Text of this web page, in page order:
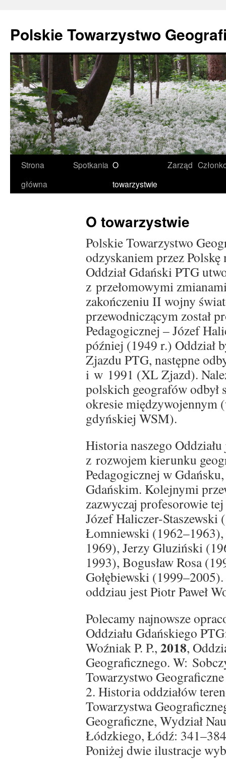
treści
Polskie Towarzystwo
Strona
główna
Spotkania O
towarzystwie
Zarząd
O towarzystwie
Polskie Towarzystwo
odzyskaniem przez
Oddział Gdański PTG
z przełomowymi
zakończeniu II wojny
przewodniczącym został
Pedagogicznej – Józef
później (1949 r.) Oddział
Zjazdu PTG, następne
i w 1991 (XL Zjazd).
polskich geografów odbył
okresie międzywojennym
gdyńskiej WSM).
Historia naszego
z rozwojem kierunku
Pedagogicznej w
Gdańskim. Kolejnymi
zazwyczaj profesorowie
Józef Haliczer-
Łomniewski
1969), Jerzy Gluziński
1993), Bogusław Rosa
Gołębiewski
oddziau jest Piotr Paweł
Polecamy najnowsze
Oddziału Gdańskiego
Woźniak P. P., 2018,
Geograficznego. W:
Towarzystwo
2. Historia oddziałów
Towarzystwa
Geograficzne, Wydział
Łódzkiego, Łódź:
Poniżej dwie ilustracje